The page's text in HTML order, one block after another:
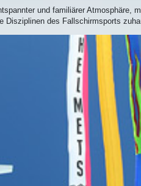
und familiärer Atmosphäre,
Disziplinen des Fallschirmsports